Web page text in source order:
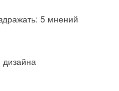
5 мнений
дизайна